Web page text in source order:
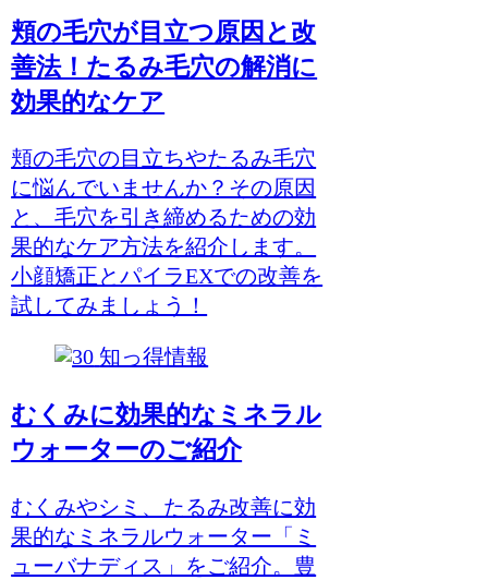
頬の毛穴が目立つ原因と改
善法！たるみ毛穴の解消に
効果的なケア
頬の毛穴の目立ちやたるみ毛穴
に悩んでいませんか？その原因
と、毛穴を引き締めるための効
果的なケア方法を紹介します。
小顔矯正とパイラEXでの改善を
試してみましょう！
知っ得情報
むくみに効果的なミネラル
ウォーターのご紹介
むくみやシミ、たるみ改善に効
果的なミネラルウォーター「ミ
ューバナディス」をご紹介。豊